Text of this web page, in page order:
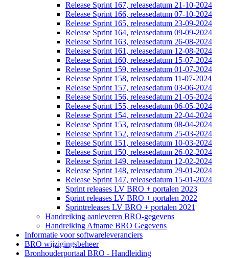
Release Sprint 167, releasedatum 21-10-2024
Release Sprint 166, releasedatum 07-10-2024
Release Sprint 165, releasedatum 23-09-2024
Release Sprint 164, releasedatum 09-09-2024
Release Sprint 163, releasedatum 26-08-2024
Release Sprint 161, releasedatum 12-08-2024
Release Sprint 160, releasedatum 15-07-2024
Release Sprint 159, releasedatum 01-07-2024
Release Sprint 158, releasedatum 11-07-2024
Release Sprint 157, releasedatum 03-06-2024
Release Sprint 156, releasedatum 21-05-2024
Release Sprint 155, releasedatum 06-05-2024
Release Sprint 154, releasedatum 22-04-2024
Release Sprint 153, releasedatum 08-04-2024
Release Sprint 152, releasedatum 25-03-2024
Release Sprint 151, releasedatum 10-03-2024
Release Sprint 150, releasedatum 26-02-2024
Release Sprint 149, releasedatum 12-02-2024
Release Sprint 148, releasedatum 29-01-2024
Release Sprint 147, releasedatum 15-01-2024
Sprint releases LV BRO + portalen 2023
Sprint releases LV BRO + portalen 2022
Sprintreleases LV BRO + portalen 2021
Handreiking aanleveren BRO-gegevens
Handreiking Afname BRO Gegevens
Informatie voor softwareleveranciers
BRO wijzigingsbeheer
Bronhouderportaal BRO - Handleiding